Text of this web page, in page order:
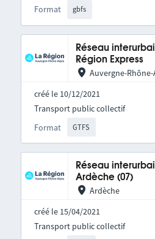
Format gbfs
Réseau
Région Express
Auvergne-
créé le 10/12/2021
Format GTFS
Transport public collectif
Réseau
Ardèche (07)
Ardèche
créé le 15/04/2021
Transport public collectif